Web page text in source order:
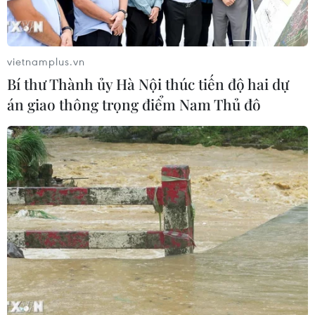
Làn sóng tấn công mạng nhằm vào
các quỹ đầu cơ lớn của Mỹ
06/08/2026 06:47
Đồng USD trước bước ngoặt do đồng
yen mạnh lên và số liệu việc làm Mỹ
06/08/2026 05:14
Lãi suất ngân hàng ngày 6/8: Kỳ hạn
3 tháng đang được mức lãi suất tối đa
06/08/2026 00:06
vietnamplus.vn
Bí thư Thành ủy Hà Nội thúc tiến độ hai dự
án giao thông trọng điểm Nam Thủ đô